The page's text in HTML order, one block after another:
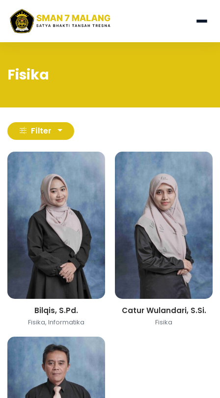
Fisika
Filter
Bilqis, S.Pd.
Fisika, Informatika
Catur Wulandari, S.Si.
Fisika